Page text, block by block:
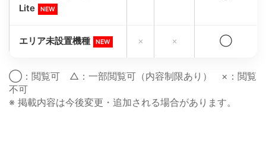
Lite
NEW
エリア未設置機種 NEW × × ◯
◯：閲覧可 △：一部閲覧可（内容制限あり） ×：閲覧
不可
※ 掲載内容は今後変更・追加される場合があります。